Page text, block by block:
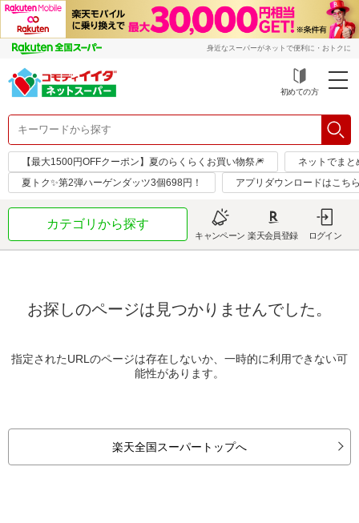
身近なスーパーがネットで便利に・おトクに
初めての方
【最大1500円OFFクーポン】夏のらくらくお買い物祭🎆
ネットでまと
夏トク✨第2弾ハーゲンダッツ3個698円！
アプリダウンロードはこち
カテゴリから探す
キャンペーン 楽天会員登録 ログイン
お探しのページは見つかりませんでした。
指定されたURLのページは存在しないか、一時的に利用できない可
能性があります。
楽天全国スーパートップへ